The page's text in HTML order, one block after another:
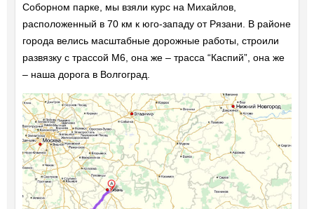
Соборном парке, мы взяли курс на Михайлов,
расположенный в 70 км к юго-западу от Рязани. В районе
города велись масштабные дорожные работы, строили
развязку с трассой M6, она же – трасса “Каспий”, она же
– наша дорога в Волгоград.